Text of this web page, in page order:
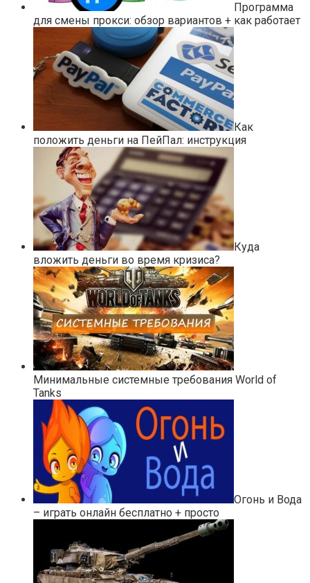
Программа
для смены прокси: обзор вариантов + как работает
Как
положить деньги на ПейПал: инструкция
Куда
вложить деньги во время кризиса?
Минимальные системные требования World of
Tanks
Огонь и Вода
– играть онлайн бесплатно + просто